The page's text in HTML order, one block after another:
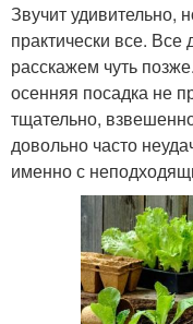
Звучит удивительно,
практически все.
расскажем чуть
осенняя посадка не
тщательно,
довольно часто
именно с